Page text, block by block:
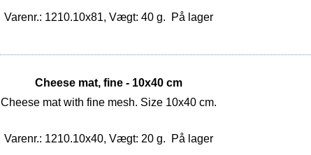
Varenr.: 1210.10x81, Vægt: 40 g. På lager
Cheese mat, fine - 10x40 cm
Cheese mat with fine mesh. Size 10x40 cm.
Varenr.: 1210.10x40, Vægt: 20 g. På lager